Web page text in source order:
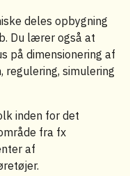
deles opbygning
Du lærer også at
på dimensionering af
regulering, simulering
inden for det
fra fx
af